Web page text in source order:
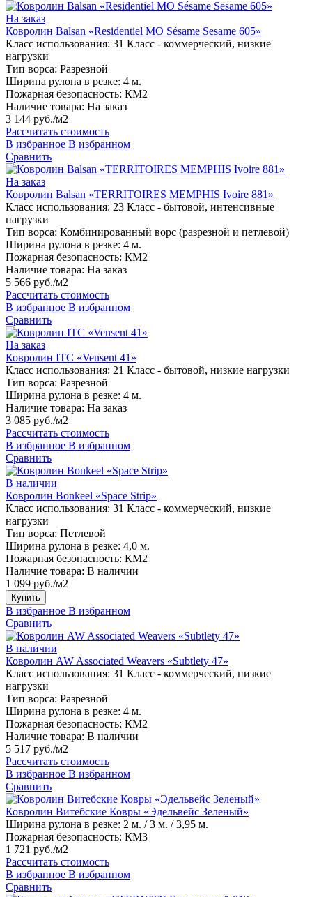
На заказ
Ковролин Balsan «Residentiel MO Sésame Sesame 605»
Класс использования: 31 Класс - коммерческий, низкие
нагрузки
Тип ворса: Разрезной
Ширина рулона в резке: 4 м.
Пожарная безопасность: КМ2
Наличие товара: На заказ
3 144 руб./м2
Рассчитать стоимость
В избранное В избранном
Сравнить
На заказ
Ковролин Balsan «TERRITOIRES MEMPHIS Ivoire 881»
Класс использования: 23 Класс - бытовой, интенсивные
нагрузки
Тип ворса: Комбинированный ворс (разрезной и петлевой)
Ширина рулона в резке: 4 м.
Пожарная безопасность: КМ2
Наличие товара: На заказ
5 566 руб./м2
Рассчитать стоимость
В избранное В избранном
Сравнить
На заказ
Ковролин ITC «Vensent 41»
Класс использования: 21 Класс - бытовой, низкие нагрузки
Тип ворса: Разрезной
Ширина рулона в резке: 4 м.
Наличие товара: На заказ
3 085 руб./м2
Рассчитать стоимость
В избранное В избранном
Сравнить
В наличии
Ковролин Bonkeel «Space Strip»
Класс использования: 31 Класс - коммерческий, низкие
нагрузки
Тип ворса: Петлевой
Ширина рулона в резке: 4,0 м.
Пожарная безопасность: КМ2
Наличие товара: В наличии
1 099 руб./м2
Купить
В избранное В избранном
Сравнить
В наличии
Ковролин AW Associated Weavers «Subtlety 47»
Класс использования: 31 Класс - коммерческий, низкие
нагрузки
Тип ворса: Разрезной
Ширина рулона в резке: 4 м.
Пожарная безопасность: КМ2
Наличие товара: В наличии
5 517 руб./м2
Рассчитать стоимость
В избранное В избранном
Сравнить
Ковролин Витебские Ковры «Эдельвейс Зеленый»
Ширина рулона в резке: 2 м. / 3 м. / 3,95 м.
Пожарная безопасность: КМ3
1 721 руб./м2
Рассчитать стоимость
В избранное В избранном
Сравнить